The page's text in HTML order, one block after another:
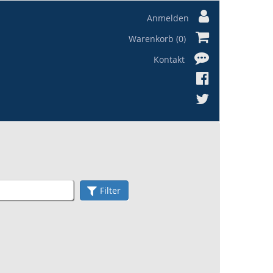
Anmelden
Warenkorb (0)
Kontakt